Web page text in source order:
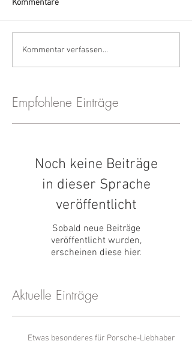
Aktuelle Einträge
Empfohlene Einträge
Kommentare
Kommentar verfassen...
Noch keine Beiträge
in dieser Sprache
veröffentlicht
Sobald neue Beiträge
veröffentlicht wurden,
erscheinen diese hier.
Etwas besonderes für Porsche-Liebhaber